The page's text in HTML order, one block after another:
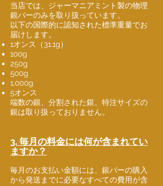
当店では、ジャーマニアミント製の物理
銀バーのみを取り扱っています。
以下の国際的に認知された標準重量でお
届けします。
1オンス（31.1g）
100g
250g
500g
1,000g
5オンス
端数の銀、分割された銀、特注サイズの
銀は取り扱っておりません。
3. 毎月の料金には何が含まれてい
ますか？
毎月のお支払い金額には、銀バーの購入
から発送までに必要なすべての費用が含